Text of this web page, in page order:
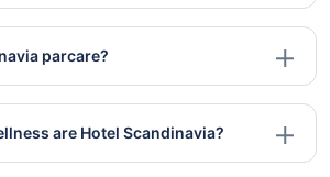
parcare?
are Hotel Scandinavia?